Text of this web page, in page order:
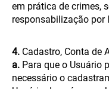
em prática de crimes,
responsabilização por
4. Cadastro, Conta de
a. Para que o Usuário
necessário o